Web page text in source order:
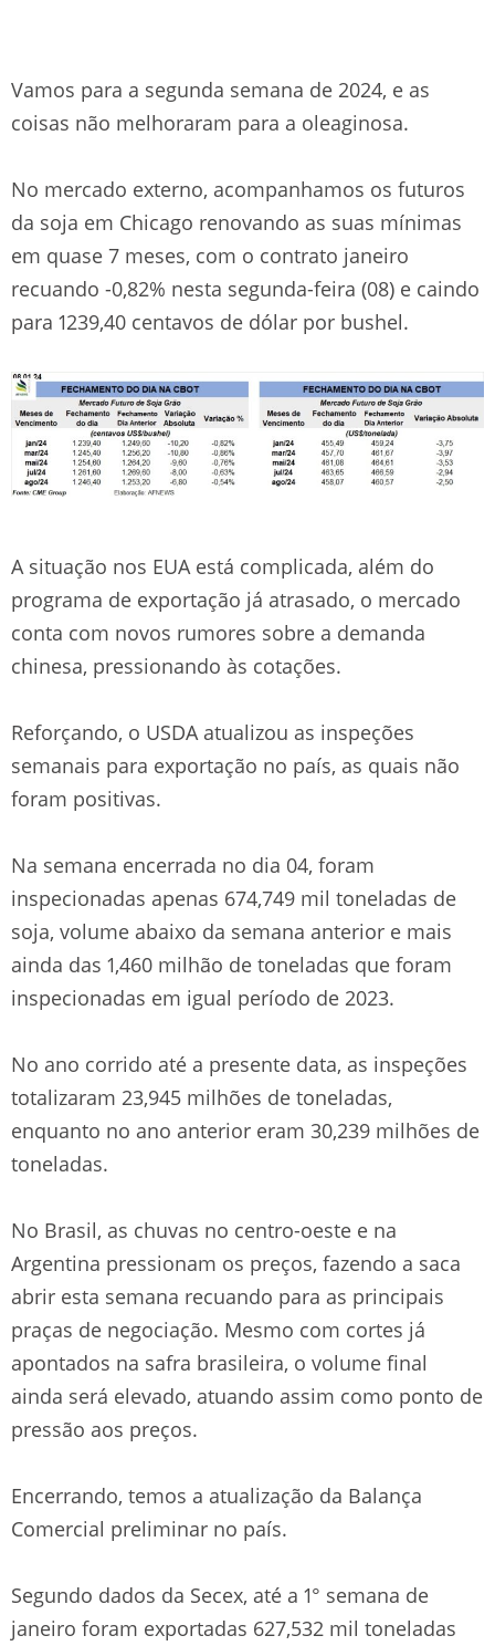
Vamos para a segunda semana de 2024, e as
coisas não melhoraram para a oleaginosa.
No mercado externo, acompanhamos os futuros
da soja em Chicago renovando as suas mínimas
em quase 7 meses, com o contrato janeiro
recuando -0,82% nesta segunda-feira (08) e caindo
para 1239,40 centavos de dólar por bushel.
A situação nos EUA está complicada, além do
programa de exportação já atrasado, o mercado
conta com novos rumores sobre a demanda
chinesa, pressionando às cotações.
Reforçando, o USDA atualizou as inspeções
semanais para exportação no país, as quais não
foram positivas.
Na semana encerrada no dia 04, foram
inspecionadas apenas 674,749 mil toneladas de
soja, volume abaixo da semana anterior e mais
ainda das 1,460 milhão de toneladas que foram
inspecionadas em igual período de 2023.
No ano corrido até a presente data, as inspeções
totalizaram 23,945 milhões de toneladas,
enquanto no ano anterior eram 30,239 milhões de
toneladas.
No Brasil, as chuvas no centro-oeste e na
Argentina pressionam os preços, fazendo a saca
abrir esta semana recuando para as principais
praças de negociação. Mesmo com cortes já
apontados na safra brasileira, o volume final
ainda será elevado, atuando assim como ponto de
pressão aos preços.
Encerrando, temos a atualização da Balança
Comercial preliminar no país.
Segundo dados da Secex, até a 1° semana de
janeiro foram exportadas 627,532 mil toneladas